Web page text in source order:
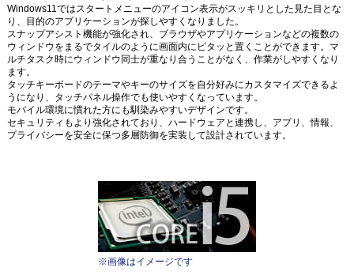
Windows11ではスタートメニューのアイコン表示がスッキリとした見た目とな
り、目的のアプリケーションが探しやすくなりました。
スナップアシスト機能が強化され、ブラウザやアプリケーションなどの複数の
ウィンドウをまるでタイルのように画面内にピタッと置くことができます。マ
ルチタスク時にウィンドウ同士が重なり合うことがなく、作業がしやすくなり
ます。
タッチキーボードのテーマやキーのサイズを自分好みにカスタマイズできるよ
うになり、タッチパネル操作でも使いやすくなっています。
モバイル環境に慣れた方にも馴染みやすいデザインです。
セキュリティもより強化されており、ハードウェアと連携し、アプリ、情報、
プライバシーを安全に保つ多層防御を実装して設計されています。
※画像はイメージです